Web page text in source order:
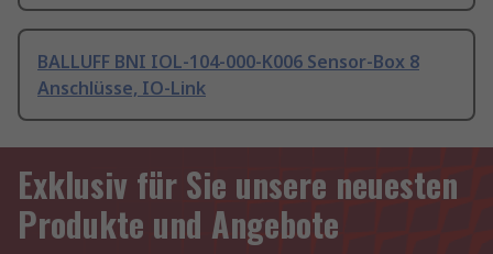
BALLUFF BNI IOL-104-000-K006 Sensor-Box 8
Anschlüsse, IO-Link
Exklusiv für Sie unsere neuesten
Produkte und Angebote